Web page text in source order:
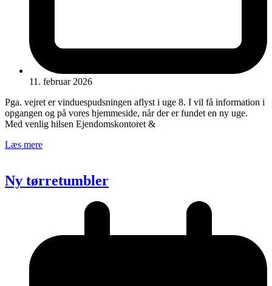
11. februar 2026
Pga. vejret er vinduespudsningen aflyst i uge 8. I vil få information i
opgangen og på vores hjemmeside, når der er fundet en ny uge.
Med venlig hilsen Ejendomskontoret &
Læs mere
Ny tørretumbler